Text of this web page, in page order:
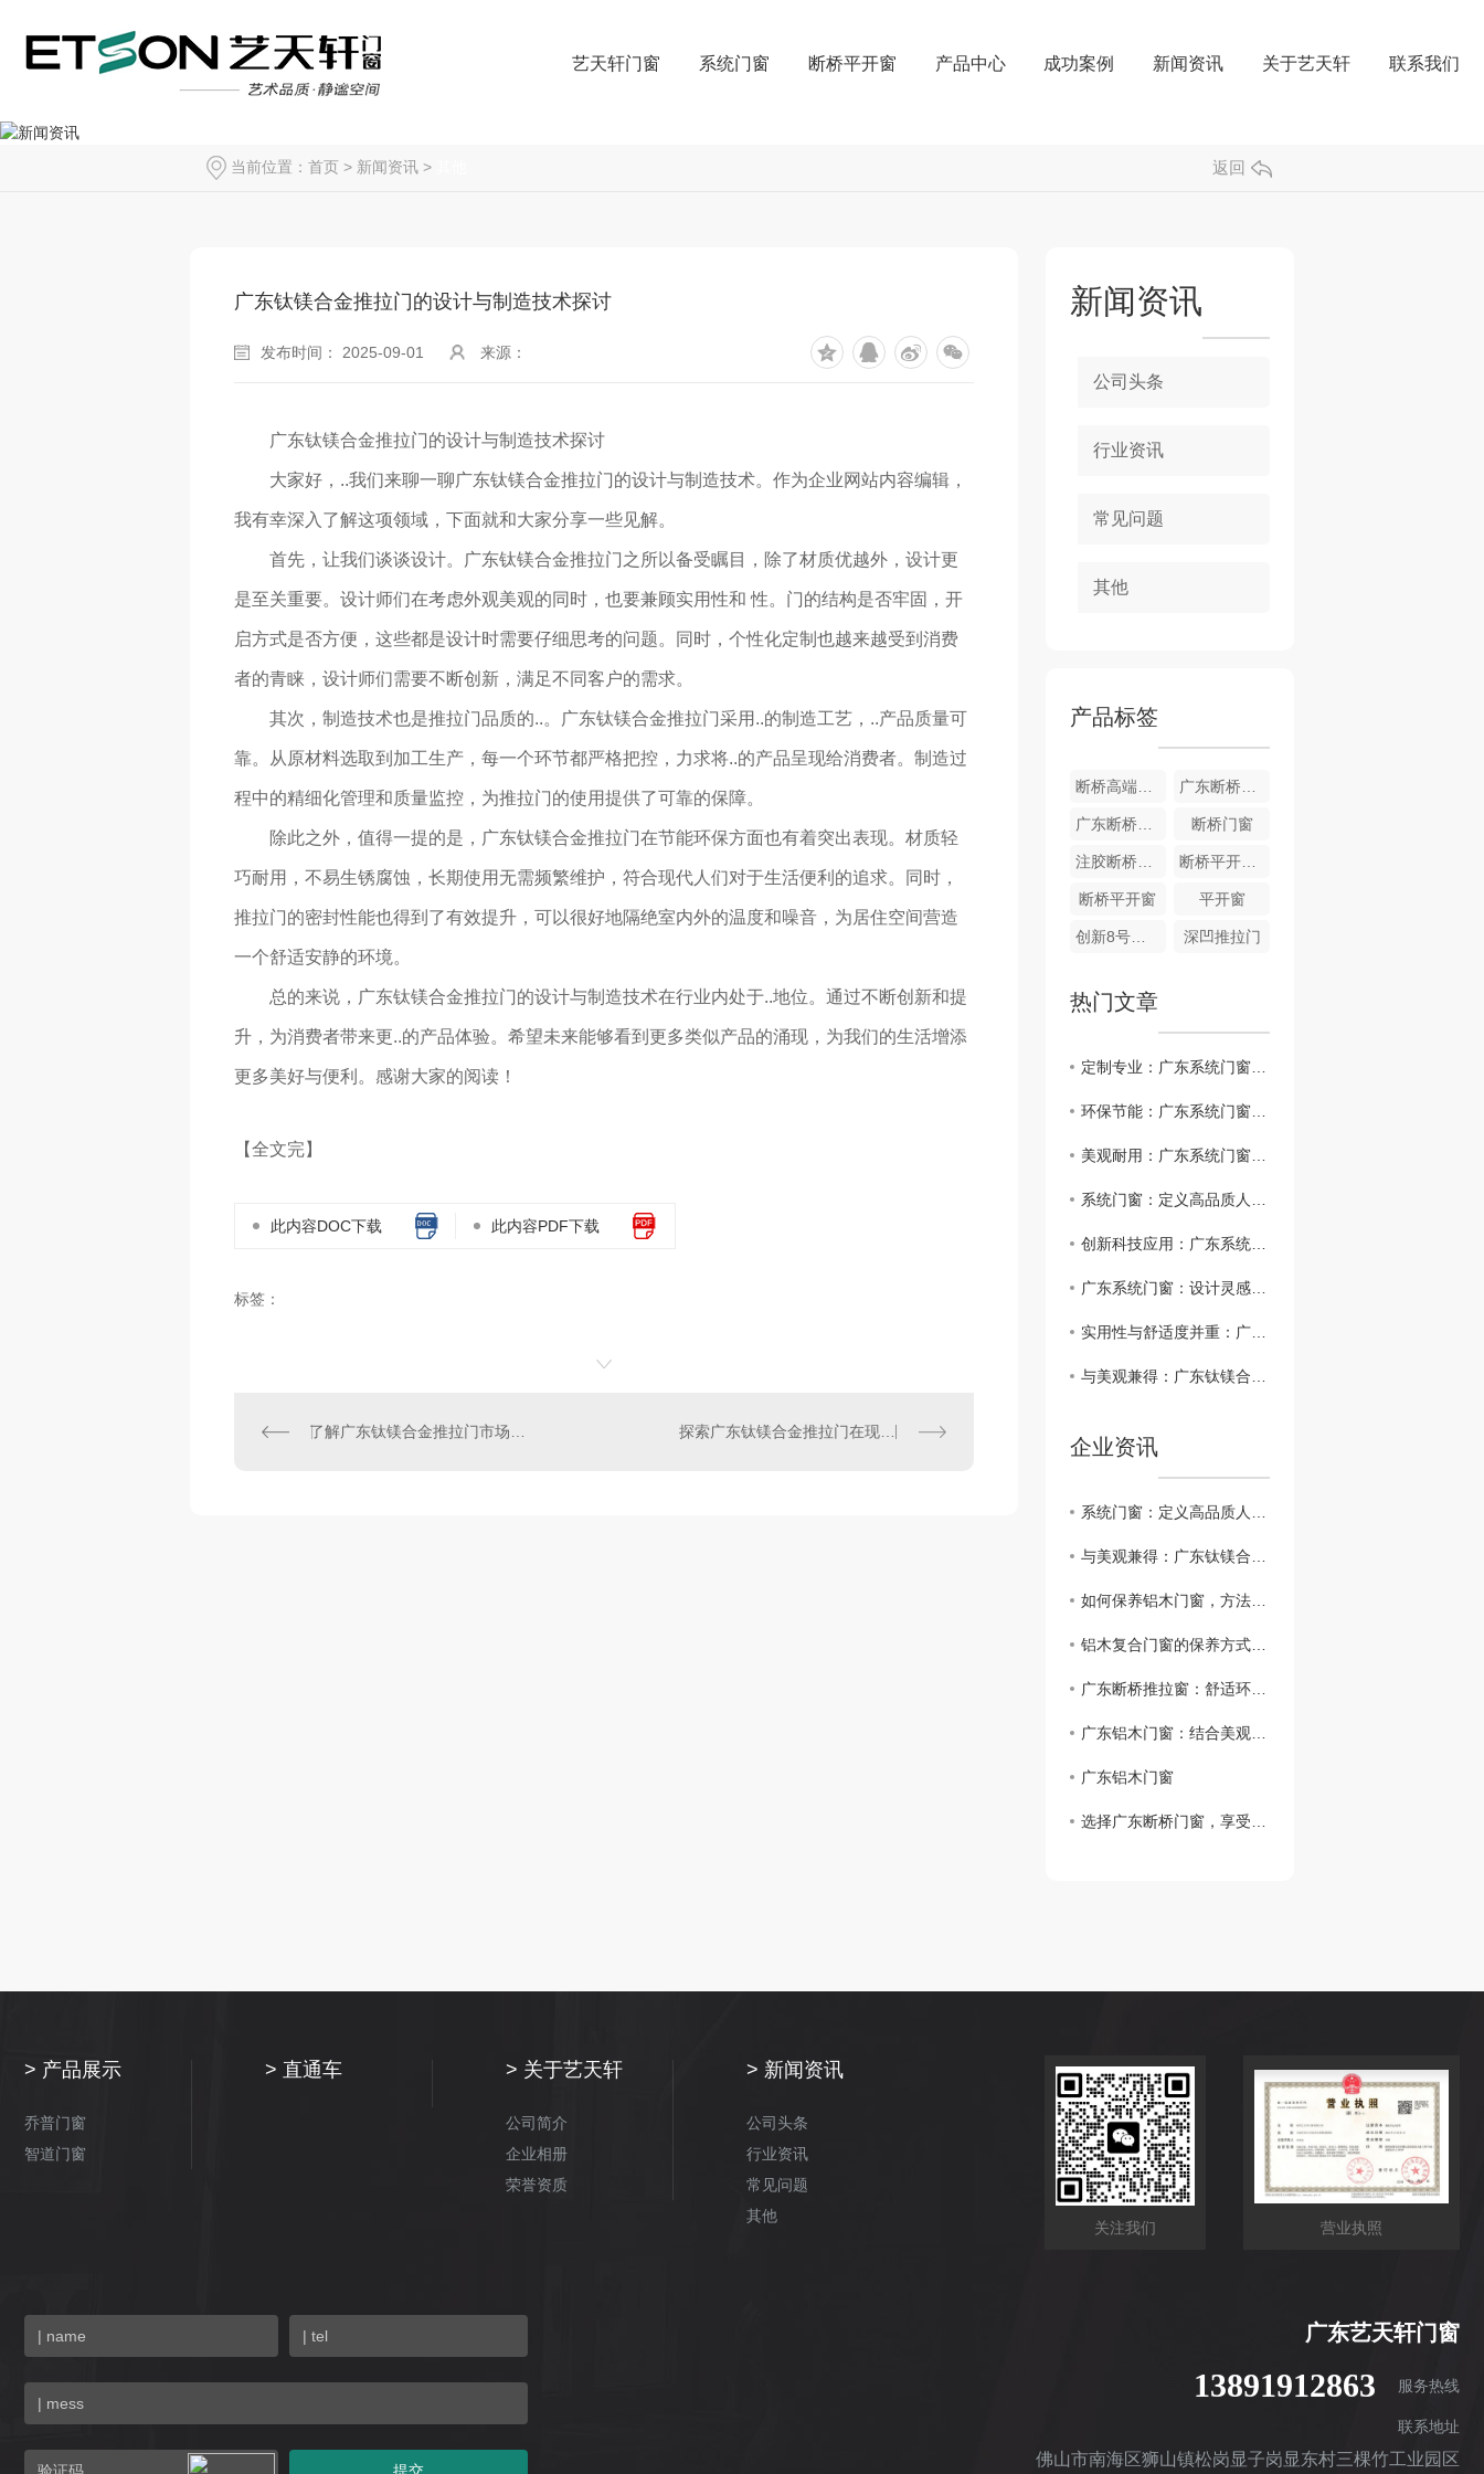
艺天轩门窗 系统门窗 断桥平开窗 产品中心 成功案例 新闻资讯 关于艺天轩 联系我们
当前位置： 首页 > 新闻资讯 > 返回
广东钛镁合金推拉门的设计与制造技术探讨
发布时间： 2025-09-01 来源：
广东钛镁合金推拉门的设计与制造技术探讨
大家好，..我们来聊一聊广东钛镁合金推拉门的设计与制造技术。作为企业网站内容编辑，
我有幸深入了解这项领域，下面就和大家分享一些见解。
首先，让我们谈谈设计。广东钛镁合金推拉门之所以备受瞩目，除了材质优越外，设计更
是至关重要。设计师们在考虑外观美观的同时，也要兼顾实用性和 性。门的结构是否牢固，开
启方式是否方便，这些都是设计时需要仔细思考的问题。同时，个性化定制也越来越受到消费
者的青睐，设计师们需要不断创新，满足不同客户的需求。
其次，制造技术也是推拉门品质的..。广东钛镁合金推拉门采用..的制造工艺，..产品质量可
靠。从原材料选取到加工生产，每一个环节都严格把控，力求将..的产品呈现给消费者。制造过
程中的精细化管理和质量监控，为推拉门的使用提供了可靠的保障。
除此之外，值得一提的是，广东钛镁合金推拉门在节能环保方面也有着突出表现。材质轻
巧耐用，不易生锈腐蚀，长期使用无需频繁维护，符合现代人们对于生活便利的追求。同时，
推拉门的密封性能也得到了有效提升，可以很好地隔绝室内外的温度和噪音，为居住空间营造
一个舒适安静的环境。
总的来说，广东钛镁合金推拉门的设计与制造技术在行业内处于..地位。通过不断创新和提
升，为消费者带来更..的产品体验。希望未来能够看到更多类似产品的涌现，为我们的生活增添
更多美好与便利。感谢大家的阅读！
【全文完】
此内容DOC下载 此内容PDF下载
标签：
了解广东钛镁合金推拉门市场发展动态 探索广东钛镁合金推拉门在现代建筑中的应用
新闻资讯
公司头条
行业资讯
常见问题
其他
产品标签
断桥高端系统窗 广东断桥系统窗
广东断桥系统高端门窗 断桥门窗
注胶断桥平开窗纱一体 断桥平开窗定制
断桥平开窗 平开窗
创新8号推拉门 深凹推拉门
热门文章
定制专业：广东系统门窗满足个性需求
环保节能：广东系统门窗打造绿色家居
美观耐用：广东系统门窗品质解读
系统门窗：定义高品质人居新标准
创新科技应用：广东系统门窗..行业潮流
广东系统门窗：设计灵感与实用性结合
实用性与舒适度并重：广东钛镁合金推拉门为家居增色不止
与美观兼得：广东钛镁合金推拉门的市场前景分析
企业资讯
系统门窗：定义高品质人居新标准
与美观兼得：广东钛镁合金推拉门的市场前景分析
如何保养铝木门窗，方法与注意事项！
铝木复合门窗的保养方式有哪些？
广东断桥推拉窗：舒适环保，实现室内外畅通
广东铝木门窗：结合美观与耐久的理想选择
广东铝木门窗
选择广东断桥门窗，享受高端品质服务
产品展示
乔普门窗
智道门窗
直通车 关于艺天轩
公司简介
企业相册
荣誉资质
新闻资讯
公司头条
行业资讯
常见问题
其他
关注我们 营业执照
广东艺天轩门窗
13891912863 服务热线
联系地址
佛山市南海区狮山镇松岗显子岗显东村三棵竹工业园区